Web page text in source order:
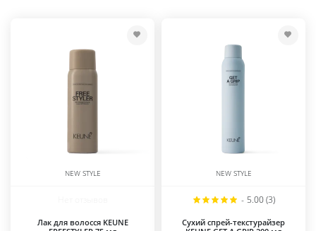
NEW STYLE
Лак для волосся KEUNE
NEW STYLE
- 5.00 (3)
Сухий спрей-текстурайзер